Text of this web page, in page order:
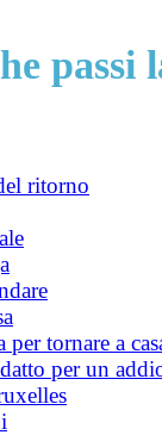
passi
ritorno
per tornare a
per un